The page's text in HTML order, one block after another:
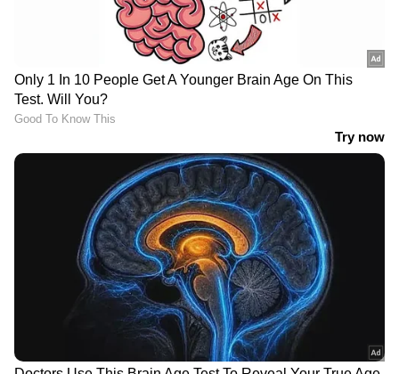
ഇതാ ഒരു വെറെെറ്റി മിനി ബ്രെഡ് പിസ്സ ;
ഈസി റെസിപ്പി